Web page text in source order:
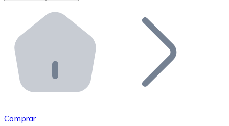
Bitnovo ATM
Integra un ATM Bitnovo en tu negocio y permite que
Bitnovo API
Integra nuestra API en tu ecosistema.
Únete a nuestra red de distribuidores.
Comprar